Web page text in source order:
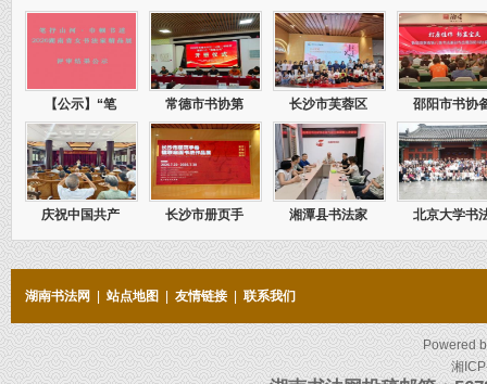
【公示】“笔 常德市书协第 长沙市芙蓉区 邵阳市书协
庆祝中国共产 长沙市册页手 湘潭县书法家 北京大学书
湖南书法网 站点地图 友情链接 联系我们
Powered
湘